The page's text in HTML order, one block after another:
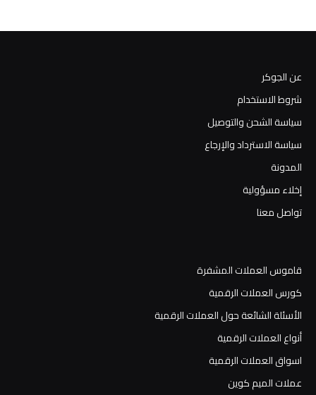
عن الجوكر
شروط الاستخدام
سياسة الشحن والتوصيل
سياسة الاسترداد والإرجاع
المدونة
إخلاء مسؤولية
تواصل معنا
قاموس العملات المشفرة
كورس العملات الرقمية
الأسئلة الشائعة حول العملات الرقمية
أنواع العملات الرقمية
اسواق العملات الرقمية
عملات الميم كوين